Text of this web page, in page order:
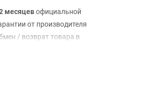
месяцевофициальной
от производителя
/ возврат товара в